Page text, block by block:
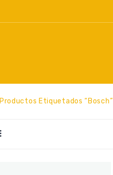
Productos Etiquetados “bosch”